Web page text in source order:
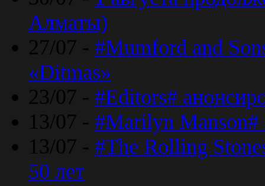
Алматы)
27/07 - #Mumford and
«Ditmas»
23/07 - #Editors#
13/07 - #Marilyn Manson#
13/07 - #The Rolling
50 лет